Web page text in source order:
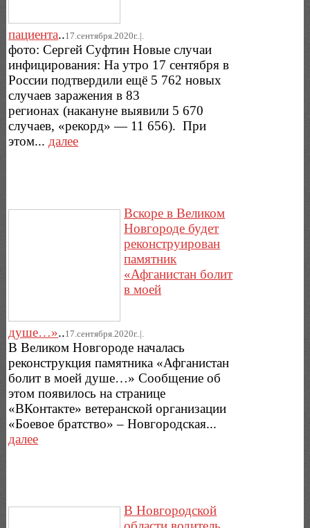
пациента..17.сентября.2020г..|.
фото: Сергей Суфтин Новые случаи
инфицирования: На утро 17 сентября в
России подтвердили ещё 5 762 новых
случаев заражения в 83
регионах (накануне выявили 5 670
случаев, «рекорд» — 11 656). При
этом...далее
Вскоре в Великом
Новгороде будет
реконструирован
памятник
«Афганистан болит
в моей
душе…»..17.сентября.2020г..|.
В Великом Новгороде началась
реконструкция памятника «Афганистан
болит в моей душе…» Сообщение об
этом появилось на странице
«ВКонтакте» ветеранской организации
«Боевое братство» – Новгородская...
далее
В Новгородской